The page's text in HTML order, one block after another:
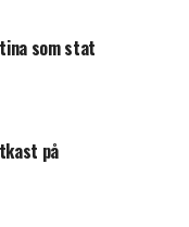
som stat
på